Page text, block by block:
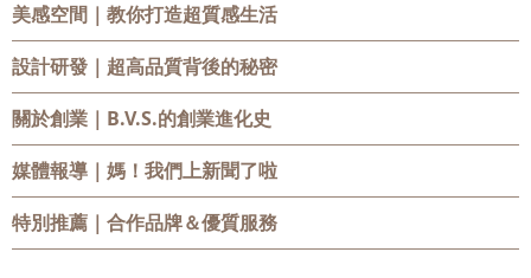
美感空間 ｜教你打造超質感生活
設計研發 ｜超高品質背後的秘密
關於創業 ｜B.V.S.的創業進化史
媒體報導 ｜媽！我們上新聞了啦
特別推薦 ｜合作品牌＆優質服務